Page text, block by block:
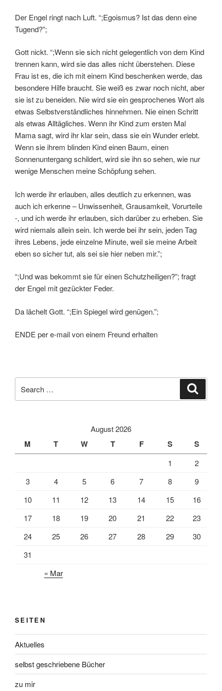
Der Engel ringt nach Luft. “;Egoismus? Ist das denn eine
Tugend?”;
Gott nickt. “;Wenn sie sich nicht gelegentlich von dem Kind
trennen kann, wird sie das alles nicht überstehen. Diese
Frau ist es, die ich mit einem Kind beschenken werde, das
besondere Hilfe braucht. Sie weiß es zwar noch nicht, aber
sie ist zu beneiden. Nie wird sie ein gesprochenes Wort als
etwas Selbstverständliches hinnehmen. Nie einen Schritt
als etwas Alltägliches. Wenn ihr Kind zum ersten Mal
Mama sagt, wird ihr klar sein, dass sie ein Wunder erlebt.
Wenn sie ihrem blinden Kind einen Baum, einen
Sonnenuntergang schildert, wird sie ihn so sehen, wie nur
wenige Menschen meine Schöpfung sehen.
Ich werde ihr erlauben, alles deutlich zu erkennen, was
auch ich erkenne – Unwissenheit, Grausamkeit, Vorurteile
-, und ich werde ihr erlauben, sich darüber zu erheben. Sie
wird niemals allein sein. Ich werde bei ihr sein, jeden Tag
ihres Lebens, jede einzelne Minute, weil sie meine Arbeit
eben so sicher tut, als sei sie hier neben mir.”;
“;Und was bekommt sie für einen Schutzheiligen?”; fragt
der Engel mit gezückter Feder.
Da lächelt Gott. “;Ein Spiegel wird genügen.”;
ENDE per e-mail von einem Freund erhalten
for:
August 2026
M T W T F S S
1
2
3
4 5 6 7 8
9
10
11 12 13 14 15
16
17
18 19 20 21 22
23
24
25 26 27 28 29
30
31
« Mar
SEITEN
Aktuelles
selbst geschriebene Bücher
zu mir